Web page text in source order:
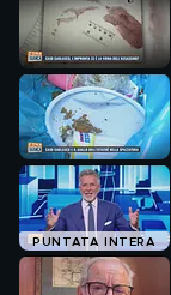
PUNTATA INTERA